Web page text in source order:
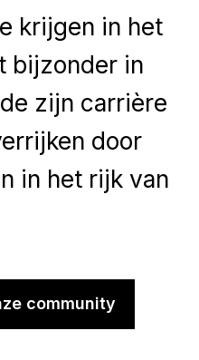
krijgen in het
bijzonder in
zijn carrière
door
in het rijk van
community